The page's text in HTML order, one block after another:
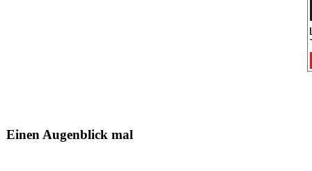
Einen Augenblick mal